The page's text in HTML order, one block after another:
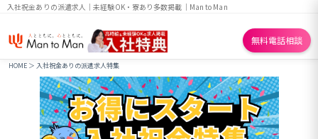
HOME ＞ 入社祝金ありの派遣求人特集
入社祝金ありの派遣求人｜未経験OK・寮あり多数掲載｜Man to Man
無料電話相談